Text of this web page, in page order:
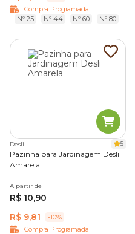
Compra Programada
Nº 25
Nº 44 Nº 60 Nº 80
Desli 5
Pazinha para Jardinagem Desli
Amarela
A partir de
R$ 10,90
R$ 9,81
-10%
Compra Programada